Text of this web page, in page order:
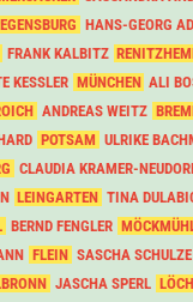
HANS-GEORG
FRANK KALBITZ
KESSLER MÜNCHEN ALI
ANDREAS WEITZ
POTSAM ULRIKE
CLAUDIA KRAMER-
LEINGARTEN TINA
BERND FENGLER
FLEIN SASCHA SCHULZE
JASCHA SPERL